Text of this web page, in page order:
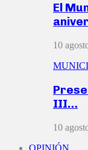
El
10
III…
10
OPINIÓN